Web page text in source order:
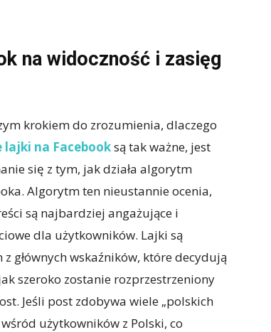
na widoczność i zasięg
krokiem do zrozumienia, dlaczego
lajki na Facebooksą tak ważne, jest
się z tym, jak działa algorytm
Algorytm ten nieustannie ocenia,
są najbardziej angażujące i
dla użytkowników. Lajki są
z głównych wskaźników, które decydują
szeroko zostanie rozprzestrzeniony
Jeśli post zdobywa wiele „polskich
użytkowników z Polski, co